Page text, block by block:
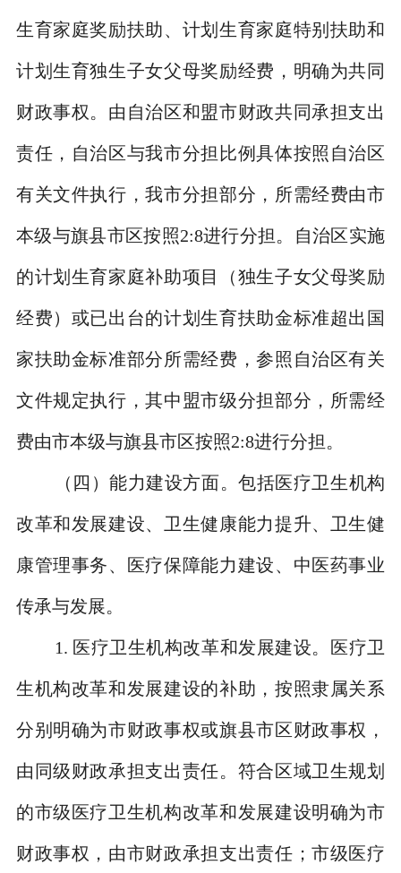
生育家庭奖励扶助、计划生育家庭特别扶助和
计划生育独生子女父母奖励经费，明确为共同
财政事权。由自治区和盟市财政共同承担支出
责任，自治区与我市分担比例具体按照自治区
有关文件执行，我市分担部分，所需经费由市
本级与旗县市区按照2:8进行分担。自治区实施
的计划生育家庭补助项目（独生子女父母奖励
经费）或已出台的计划生育扶助金标准超出国
家扶助金标准部分所需经费，参照自治区有关
文件规定执行，其中盟市级分担部分，所需经
费由市本级与旗县市区按照2:8进行分担。
（四）能力建设方面。包括医疗卫生机构
改革和发展建设、卫生健康能力提升、卫生健
康管理事务、医疗保障能力建设、中医药事业
传承与发展。
1. 医疗卫生机构改革和发展建设。医疗卫
生机构改革和发展建设的补助，按照隶属关系
分别明确为市财政事权或旗县市区财政事权，
由同级财政承担支出责任。符合区域卫生规划
的市级医疗卫生机构改革和发展建设明确为市
财政事权，由市财政承担支出责任；市级医疗